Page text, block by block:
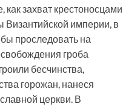
как захват крестоносцами
Византийской империи, в
проследовать на
гроба
бесчинства,
горожан, нанеся
церкви. В